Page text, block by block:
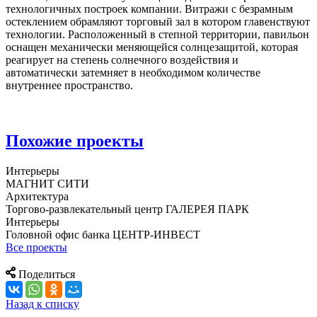
технологичных построек компании. Витражи с безрамным
остеклением обрамляют торговый зал в котором главенствуют
технологии. Расположенный в степной территории, павильон
оснащен механически меняющейся солнцезащитой, которая
реагирует на степень солнечного воздействия и
автоматически затемняет в необходимом количестве
внутреннее пространство.
Похожие проекты
Интерьеры
МАГНИТ СИТИ
Архитектура
Торгово-развлекательный центр ГАЛЕРЕЯ ПАРК
Интерьеры
Головной офис банка ЦЕНТР-ИНВЕСТ
Все проекты
Поделиться
Назад к списку